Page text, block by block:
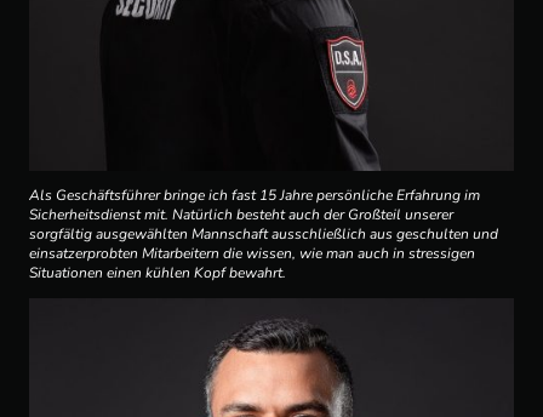
Als Geschäftsführer bringe ich fast 15 Jahre persönliche Erfahrung im
Sicherheitsdienst mit. Natürlich besteht auch der Großteil unserer
sorgfältig ausgewählten Mannschaft ausschließlich aus geschulten und
einsatzerprobten Mitarbeitern die wissen, wie man auch in stressigen
Situationen einen kühlen Kopf bewahrt.